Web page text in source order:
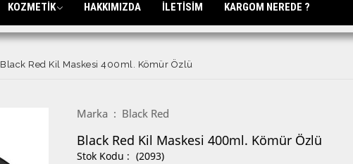
KOZMETİK HAKKIMIZDA İLETİSİM KARGOM NEREDE ?
Black Red Kil Maskesi 400ml. Kömür Özlü
Marka : Black Red
Black Red Kil Maskesi 400ml. Kömür Özlü
(2093)